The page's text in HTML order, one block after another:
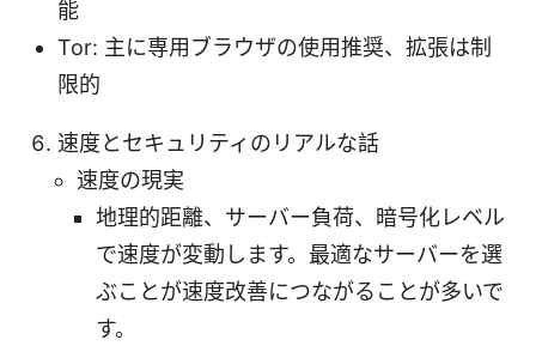
能
Tor: 主に専用ブラウザの使用推奨、拡張は制
限的
速度とセキュリティのリアルな話
速度の現実
地理的距離、サーバー負荷、暗号化レベル
で速度が変動します。最適なサーバーを選
ぶことが速度改善につながることが多いで
す。